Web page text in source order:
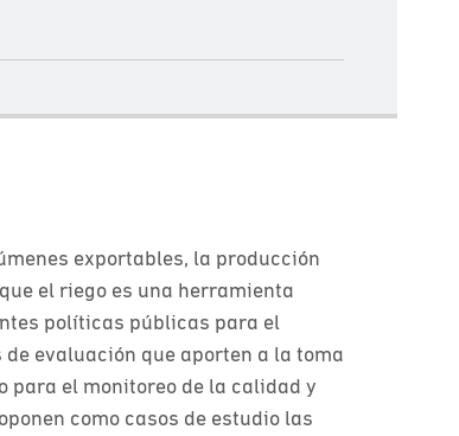
exportables, la producción
el riego es una herramienta
políticas públicas para el
evaluación que aporten a la toma
para el monitoreo de la calidad y
como casos de estudio las